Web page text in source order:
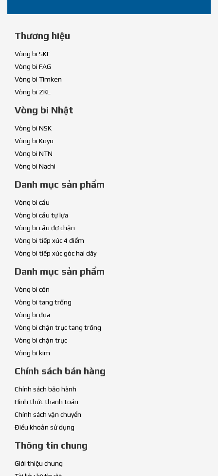
Thương hiệu
Vòng bi SKF
Vòng bi FAG
Vòng bi Timken
Vòng bi ZKL
Vòng bi Nhật
Vòng bi NSK
Vòng bi Koyo
Vòng bi NTN
Vòng bi Nachi
Danh mục sản phẩm
Vòng bi cầu
Vòng bi cầu tự lựa
Vòng bi cầu đỡ chặn
Vòng bi tiếp xúc 4 điểm
Vòng bi tiếp xúc góc hai dãy
Danh mục sản phẩm
Vòng bi côn
Vòng bi tang trống
Vòng bi đũa
Vòng bi chặn trục tang trống
Vòng bi chặn trục
Vòng bi kim
Chính sách bán hàng
Chính sách bảo hành
Hình thức thanh toán
Chính sách vận chuyển
Điều khoản sử dụng
Thông tin chung
Giới thiệu chung